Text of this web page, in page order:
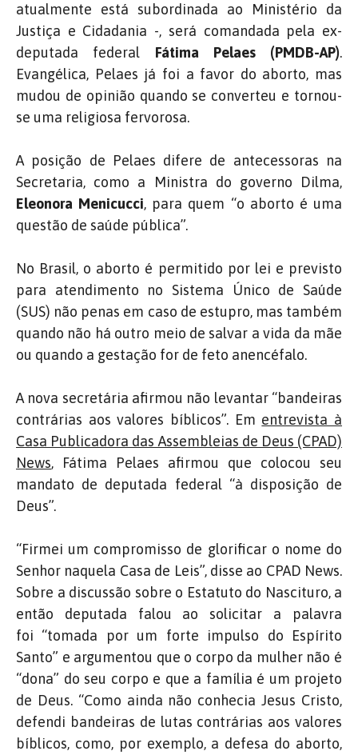
atualmente está subordinada ao Ministério da
Justiça e Cidadania -, será comandada pela ex-
deputada federal Fátima Pelaes (PMDB-AP).
Evangélica, Pelaes já foi a favor do aborto, mas
mudou de opinião quando se converteu e tornou-
se uma religiosa fervorosa.
A posição de Pelaes difere de antecessoras na
Secretaria, como a Ministra do governo Dilma,
Eleonora Menicucci, para quem “o aborto é uma
questão de saúde pública”.
No Brasil, o aborto é permitido por lei e previsto
para atendimento no Sistema Único de Saúde
(SUS) não penas em caso de estupro, mas também
quando não há outro meio de salvar a vida da mãe
ou quando a gestação for de feto anencéfalo.
A nova secretária afirmou não levantar “bandeiras
contrárias aos valores bíblicos”. Em entrevista à
Casa Publicadora das Assembleias de Deus (CPAD)
News, Fátima Pelaes afirmou que colocou seu
mandato de deputada federal “à disposição de
Deus”.
“Firmei um compromisso de glorificar o nome do
Senhor naquela Casa de Leis”, disse ao CPAD News.
Sobre a discussão sobre o Estatuto do Nascituro, a
então deputada falou ao solicitar a palavra
foi “tomada por um forte impulso do Espírito
Santo” e argumentou que o corpo da mulher não é
“dona” do seu corpo e que a família é um projeto
de Deus. “Como ainda não conhecia Jesus Cristo,
defendi bandeiras de lutas contrárias aos valores
bíblicos, como, por exemplo, a defesa do aborto,